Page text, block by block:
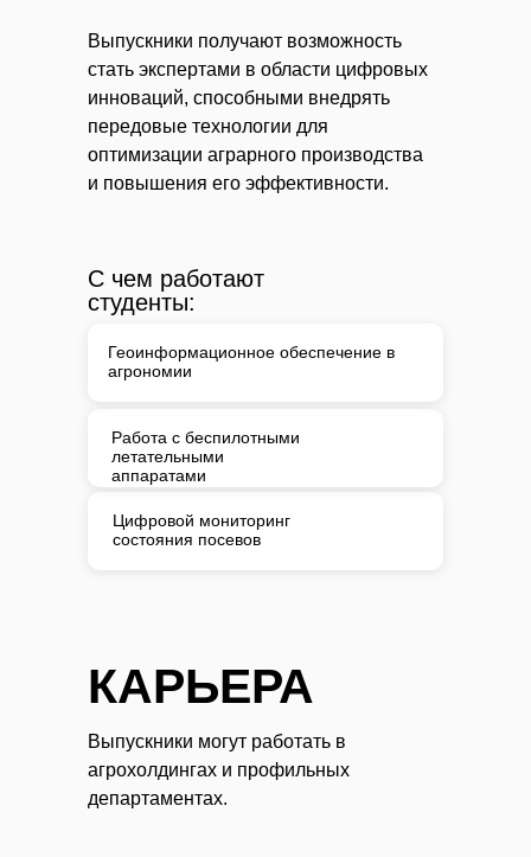
Выпускники получают возможность
стать экспертами в области цифровых
инноваций, способными внедрять
передовые технологии для
оптимизации аграрного производства
и повышения его эффективности.
Работа с беспилотными
летательными
аппаратами
Цифровой мониторинг
состояния посевов
Геоинформационное обеспечение в
агрономии
С чем работают
студенты:
Выпускники могут работать в
агрохолдингах и профильных
департаментах.
КАРЬЕРА